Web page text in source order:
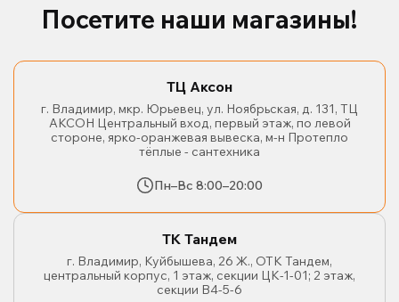
Посетите наши магазины!
ТЦ Аксон
г. Владимир, мкр. Юрьевец, ул. Ноябрьская, д. 131, ТЦ
АКСОН Центральный вход, первый этаж, по левой
стороне, ярко-оранжевая вывеска, м-н Протепло
тёплые - сантехника
Пн–Вс 8:00–20:00
ТК Тандем
г. Владимир, Куйбышева, 26 Ж., ОТК Тандем,
центральный корпус, 1 этаж, секции ЦК-1-01; 2 этаж,
секции В4-5-6